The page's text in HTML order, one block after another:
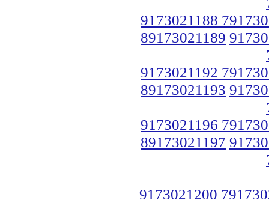
9173021188
89173021189
9173021192
89173021193
9173021196
89173021197
9173021200